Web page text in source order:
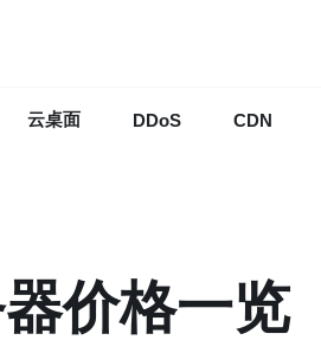
云桌面 DDoS CDN
价格一览